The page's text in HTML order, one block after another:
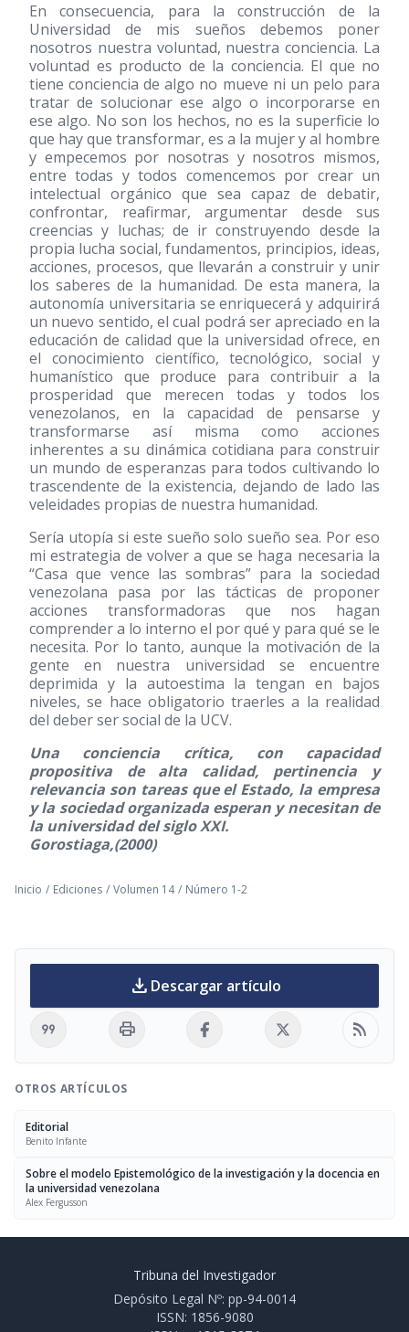
En consecuencia, para la construcción de la
Universidad de mis sueños debemos poner
nosotros nuestra voluntad, nuestra conciencia. La
voluntad es producto de la conciencia. El que no
tiene conciencia de algo no mueve ni un pelo para
tratar de solucionar ese algo o incorporarse en
ese algo. No son los hechos, no es la superficie lo
que hay que transformar, es a la mujer y al hombre
y empecemos por nosotras y nosotros mismos,
entre todas y todos comencemos por crear un
intelectual orgánico que sea capaz de debatir,
confrontar, reafirmar, argumentar desde sus
creencias y luchas; de ir construyendo desde la
propia lucha social, fundamentos, principios, ideas,
acciones, procesos, que llevarán a construir y unir
los saberes de la humanidad. De esta manera, la
autonomía universitaria se enriquecerá y adquirirá
un nuevo sentido, el cual podrá ser apreciado en la
educación de calidad que la universidad ofrece, en
el conocimiento científico, tecnológico, social y
humanístico que produce para contribuir a la
prosperidad que merecen todas y todos los
venezolanos, en la capacidad de pensarse y
transformarse así misma como acciones
inherentes a su dinámica cotidiana para construir
un mundo de esperanzas para todos cultivando lo
trascendente de la existencia, dejando de lado las
veleidades propias de nuestra humanidad.
Sería utopía si este sueño solo sueño sea. Por eso
mi estrategia de volver a que se haga necesaria la
“Casa que vence las sombras” para la sociedad
venezolana pasa por las tácticas de proponer
acciones transformadoras que nos hagan
comprender a lo interno el por qué y para qué se le
necesita. Por lo tanto, aunque la motivación de la
gente en nuestra universidad se encuentre
deprimida y la autoestima la tengan en bajos
niveles, se hace obligatorio traerles a la realidad
del deber ser social de la UCV.
Una conciencia crítica, con capacidad
propositiva de alta calidad, pertinencia y
relevancia son tareas que el Estado, la empresa
y la sociedad organizada esperan y necesitan de
la universidad del siglo XXI.
Gorostiaga,(2000)
Inicio / Ediciones / Volumen 14 / Número 1-2
download Descargar artículo
format_quote print rss_feed
OTROS ARTÍCULOS
Editorial
Benito Infante
Sobre el modelo Epistemológico de la investigación y la docencia en
la universidad venezolana
Alex Fergusson
Tribuna del Investigador
Depósito Legal Nº: pp-94-0014
ISSN: 1856-9080